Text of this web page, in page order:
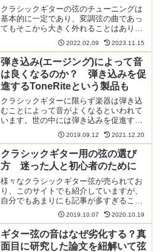
が広がる
クラシックギターの弦のチューニングは
基本的に一定であり、変調弦の曲であっ
てもそこから大きく外れることはありま
せん。でも、ギターが出せる音域が変わ
ればもっと可能性が広がるのではないで
しょうか。マグマ（Magma）という弦メ
ーカーはクラシックギ...
2022.02.09 2023.11.15
弾き込み(エージング)によって音
は良くなるのか？ 弾き込みを促
進するToneRiteという製品も
クラシックギターに限らず楽器は弾き込
むことによって音がよくなるといわれて
います。世の中には弾き込みを促進する
ためのグッズも販売されているようで
す。なぜ弾き込みによって音が変化する
のでしょうか？ このサイトのクラシック
ギターの材料や楽器その物...
2019.09.12 2021.12.20
クラシックギター用の弦の選び
方 迷った人と初心者のために
様々なクラシックギター弦が売られてお
り、このサイトでも紹介していますが、
自分でもあまりにも記事が多すぎること
もあり、どう選んでいいのか難しいと感
じます。弦を変えてみたいけどどれにし
たらいいのかとっかかりがわからないと
いう人や初心者の方向けに...
2019.10.07 2020.10.19
ギター弦の音はなぜ劣化する？真
面目に研究した論文を紐解いて弦